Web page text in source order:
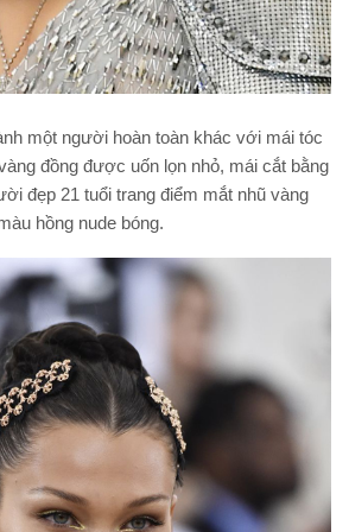
một người hoàn toàn khác với mái tóc
đồng được uốn lọn nhỏ, mái cắt bằng
đẹp 21 tuổi trang điểm mắt nhũ vàng
hồng nude bóng.